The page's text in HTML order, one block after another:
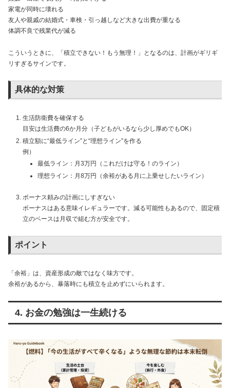
家電が同時に壊れる
友人や親戚の結婚式・車検・引っ越しなど大きな出費が重なる
体調不良で残業代が減る
こういうときに、「積立できない！もう無理！」となるのは、計画がギリギ
リすぎるサインです。
具体的な対策
生活防衛費を確保する
目安は生活費の6か月分（子どもがいるなら少し厚めでもOK）
積立額に“最低ライン”と“理想ライン”を作る
例）
最低ライン：月3万円（これだけは守る！のライン）
理想ライン：月8万円（余裕がある月に上乗せしたいライン）
ボーナス頼みの計画にしすぎない
ボーナスはある意味イレギュラーです。減る可能性もあるので、固定積
立のベースは月収で組む方が安全です。
ポイント
「余裕」は、資産形成の敵ではなく味方です。
余裕があるから、暴落時にも積立を止めずにいられます。
4. お金の勉強は一生続ける